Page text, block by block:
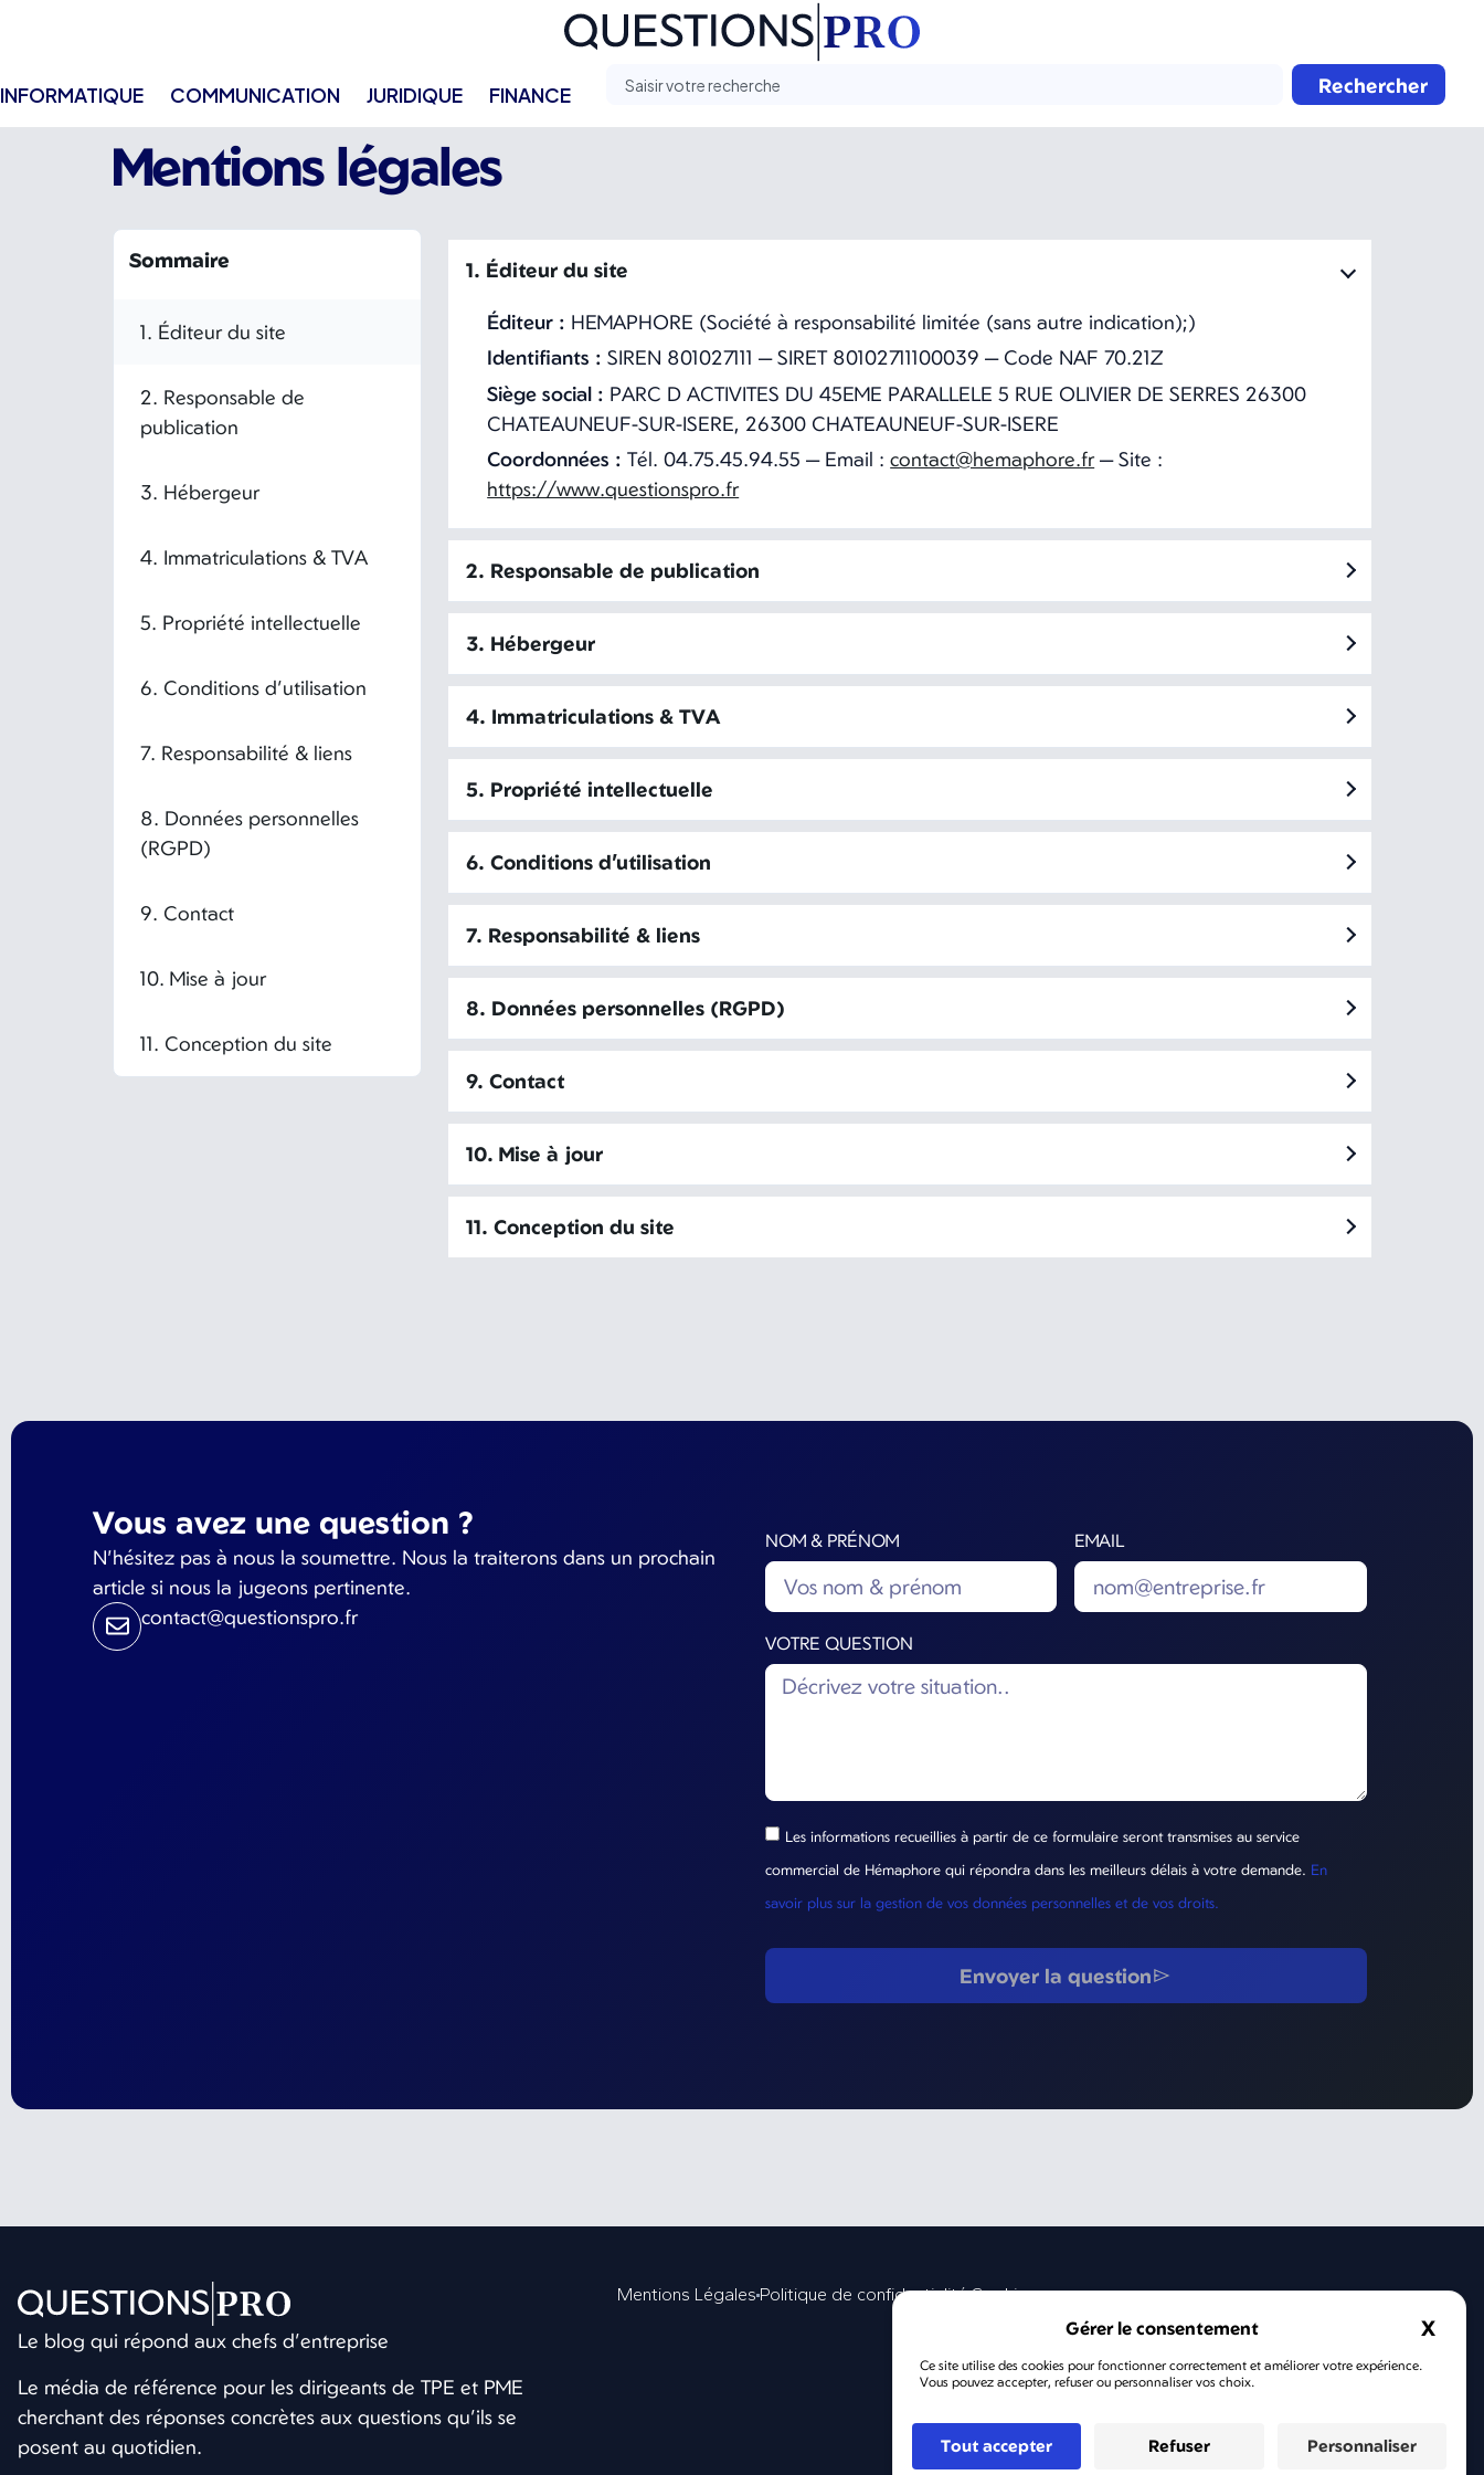
Ce site utilise des cookies pour fonctionner correctement et améliorer votre expérience.
Vous pouvez accepter, refuser ou personnaliser vos choix.
Tout accepter Refuser Personnaliser
X
INFORMATIQUE COMMUNICATION JURIDIQUE FINANCE Rechercher
Mentions légales
Sommaire
1. Éditeur du site
2. Responsable de
publication
3. Hébergeur
4. Immatriculations & TVA
5. Propriété intellectuelle
6. Conditions d’utilisation
7. Responsabilité & liens
8. Données personnelles
(RGPD)
9. Contact
10. Mise à jour
11. Conception du site
1. Éditeur du site
Éditeur : HEMAPHORE (Société à responsabilité limitée (sans autre indication);)
Identifiants : SIREN 801027111 — SIRET 80102711100039 — Code NAF 70.21Z
Siège social : PARC D ACTIVITES DU 45EME PARALLELE 5 RUE OLIVIER DE SERRES 26300
CHATEAUNEUF-SUR-ISERE, 26300 CHATEAUNEUF-SUR-ISERE
Coordonnées : Tél. 04.75.45.94.55 — Email :contact@hemaphore.fr— Site :
https://www.questionspro.fr
2. Responsable de publication
3. Hébergeur
4. Immatriculations & TVA
5. Propriété intellectuelle
6. Conditions d’utilisation
7. Responsabilité & liens
8. Données personnelles (RGPD)
9. Contact
10. Mise à jour
11. Conception du site
Vous avez une question ?
N'hésitez pas à nous la soumettre. Nous la traiterons dans un prochain
article si nous la jugeons pertinente.
contact@questionspro.fr
NOM & PRÉNOM EMAIL
VOTRE QUESTION
Les informations recueillies à partir de ce formulaire seront transmises au service
commercial de Hémaphore qui répondra dans les meilleurs délais à votre demande. En
savoir plus sur la gestion de vos données personnelles et de vos droits.
Envoyer la question
Le blog qui répond aux chefs d’entreprise
Le média de référence pour les dirigeants de TPE et PME
cherchant des réponses concrètes aux questions qu’ils se
posent au quotidien.
Mentions LégalesPolitique de confidentialitéCookies